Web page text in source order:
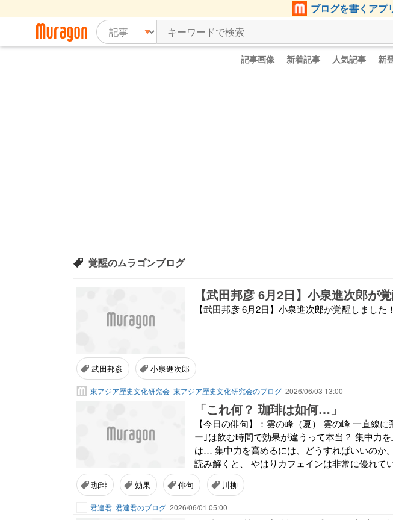
ブログを書くアプ
記事画像 新着記事 人気記事 新
覚醒のムラゴンブログ
【武田邦彦 6月2日】小泉進次郎が
【武田邦彦 6月2日】小泉進次郎が覚醒しました！
武田邦彦 小泉進次郎
東アジア歴史文化研究会 東アジア歴史文化研究会のブログ 2026/06/03 13:00
「これ何？ 珈琲は如何…」
【今日の俳句】：雲の峰（夏） 雲の峰 一直線
ー｣は飲む時間で効果が違うって本当？ 集中力
は… 集中力を高めるには、どうすればいいのか
読み解くと、 やはりカフェインは非常に優れて
珈琲 効果 俳句 川柳
君達君 君達君のブログ 2026/06/01 05:00